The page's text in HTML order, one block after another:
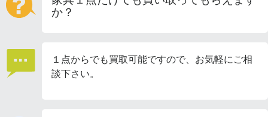
か？
１点からでも買取可能ですので、お気軽にご相
談下さい。